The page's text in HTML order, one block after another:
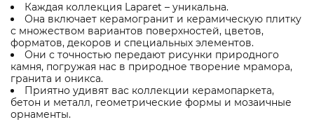
Каждая коллекция Laparet – уникальна.
Она включает керамогранит и керамическую плитку
с множеством вариантов поверхностей, цветов,
форматов, декоров и специальных элементов.
Они с точностью передают рисунки природного
камня, погружая нас в природное творение мрамора,
гранита и оникса.
Приятно удивят вас коллекции керамопаркета,
бетон и металл, геометрические формы и мозаичные
орнаменты.